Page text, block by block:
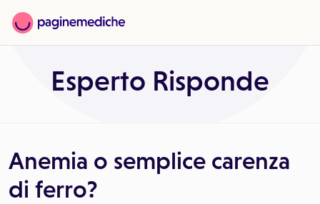
Esperto Risponde
Anemia o semplice carenza
di ferro?